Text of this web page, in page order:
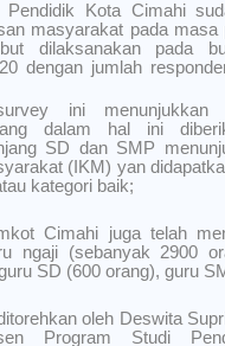
Pendidik Kota Cimahi
masyarakat pada masa
dilaksanakan pada
dengan jumlah
ini menunjukkan
dalam hal ini
SD dan SMP
(IKM) yan
kategori baik;
Cimahi juga telah
ngaji (sebanyak 2900
SD (600 orang), guru
oleh Deswita
Program Studi